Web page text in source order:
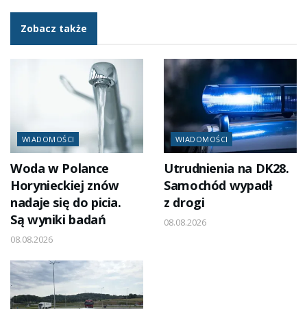
Zobacz także
WIADOMOŚCI
Woda w Polance
Horynieckiej znów
nadaje się do picia.
Są wyniki badań
08.08.2026
WIADOMOŚCI
Utrudnienia na DK28.
Samochód wypadł
z drogi
08.08.2026